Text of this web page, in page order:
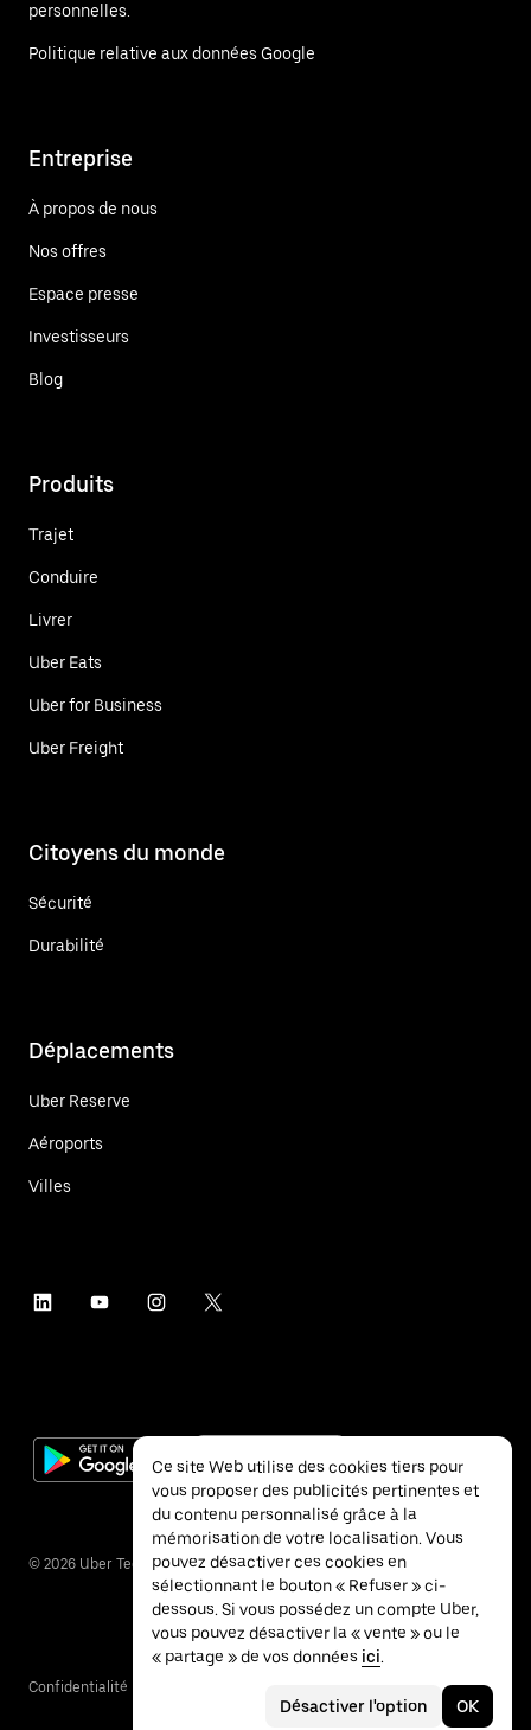
personnelles.
Politique relative aux données Google
Entreprise
À propos de nous
Nos offres
Espace presse
Investisseurs
Blog
Produits
Trajet
Conduire
Livrer
Uber Eats
Uber for Business
Uber Freight
Citoyens du monde
Sécurité
Durabilité
Déplacements
Uber Reserve
Aéroports
Villes
© 2026 Uber Technologies Inc.
Confidentialité
Ce site Web utilise des cookies tiers pour
vous proposer des publicités pertinentes et
du contenu personnalisé grâce à la
mémorisation de votre localisation. Vous
pouvez désactiver ces cookies en
sélectionnant le bouton « Refuser » ci-
dessous. Si vous possédez un compte Uber,
vous pouvez désactiver la « vente » ou le
« partage » de vos données ici.
Désactiver l'option OK